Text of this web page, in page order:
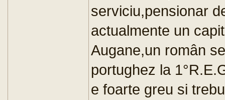
serviciu,pensionar
actualmente un
Augane,un român
portughez la
e foarte greu si